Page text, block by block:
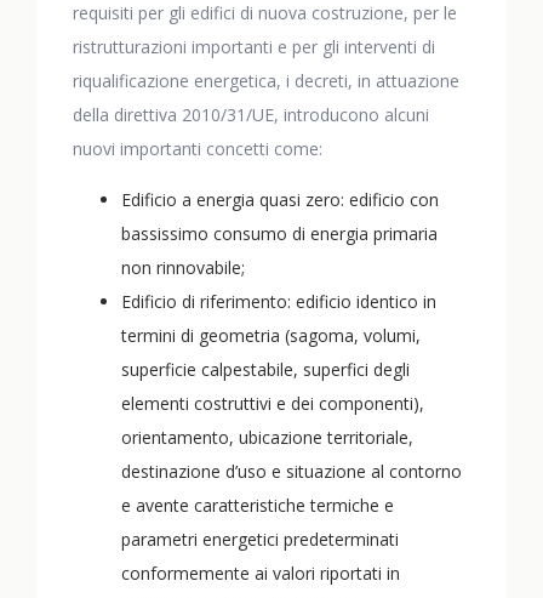
requisiti per gli edifici di nuova costruzione, per le
ristrutturazioni importanti e per gli interventi di
riqualificazione energetica, i decreti, in attuazione
della direttiva 2010/31/UE, introducono alcuni
nuovi importanti concetti come:
Edificio a energia quasi zero: edificio con
bassissimo consumo di energia primaria
non rinnovabile;
Edificio di riferimento: edificio identico in
termini di geometria (sagoma, volumi,
superficie calpestabile, superfici degli
elementi costruttivi e dei componenti),
orientamento, ubicazione territoriale,
destinazione d’uso e situazione al contorno
e avente caratteristiche termiche e
parametri energetici predeterminati
conformemente ai valori riportati in